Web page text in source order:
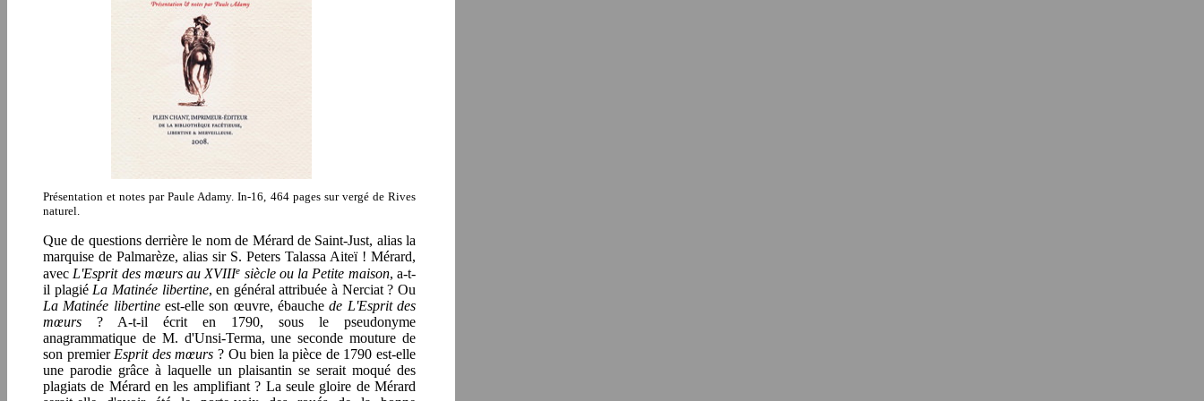
Présentation et notes par Paule Adamy. In-16, 464 pages sur vergé de Rives
naturel.
Que de questions derrière le nom de Mérard de Saint-Just, alias la
marquise de Palmarèze, alias sir S. Peters Talassa Aiteï ! Mérard,
avecL'Esprit des mœurs au XVIIIe siècle ou la Petite maison, a-t-
il plagiéLa Matinée libertine, en général attribuée à Nerciat ? Ou
La Matinée libertineest-elle son œuvre, ébauchede L'Esprit des
mœurs ? A-t-il écrit en 1790, sous le pseudonyme
anagrammatique de M. d'Unsi-Terma, une seconde mouture de
son premierEsprit des mœurs ? Ou bien la pièce de 1790 est-elle
une parodie grâce à laquelle un plaisantin se serait moqué des
plagiats de Mérard en les amplifiant ? La seule gloire de Mérard